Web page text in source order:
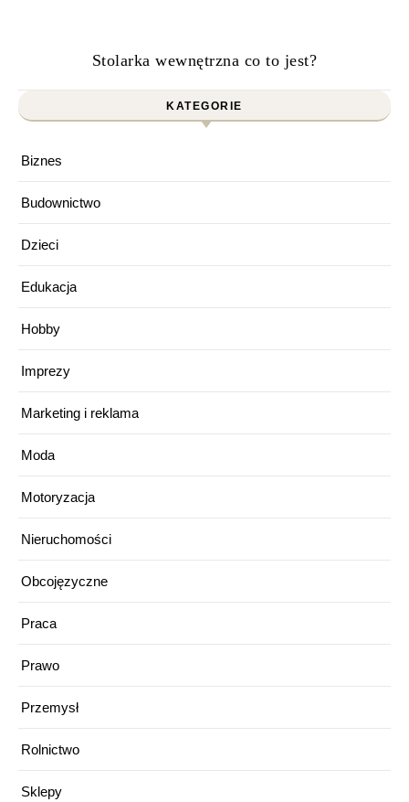
Stolarka wewnętrzna co to jest?
KATEGORIE
Biznes
Budownictwo
Dzieci
Edukacja
Hobby
Imprezy
Marketing i reklama
Moda
Motoryzacja
Nieruchomości
Obcojęzyczne
Praca
Prawo
Przemysł
Rolnictwo
Sklepy